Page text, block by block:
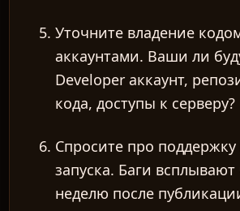
Уточните владение
аккаунтами. Ваши ли
Developer аккаунт,
кода, доступы к серверу?
Спросите про поддержку
запуска. Баги всплывают
неделю после